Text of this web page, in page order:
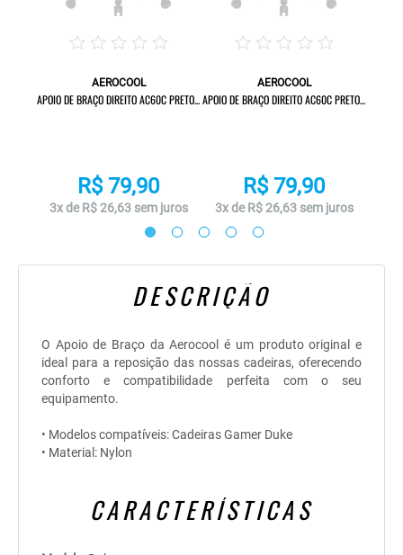
AEROCOOL
APOIO DE BRAÇO DIREITO AC60C PRETO...
R$ 79,90
3x de R$ 26,63 sem juros
AEROCOOL
APOIO DE BRAÇO DIREITO AC60C PRETO...
R$ 79,90
3x de R$ 26,63 sem juros
DESCRIÇÃO
O Apoio de Braço da Aerocool é um produto original e
ideal para a reposição das nossas cadeiras, oferecendo
conforto e compatibilidade perfeita com o seu
equipamento.
• Modelos compatíveis: Cadeiras Gamer Duke
• Material: Nylon
CARACTERÍSTICAS